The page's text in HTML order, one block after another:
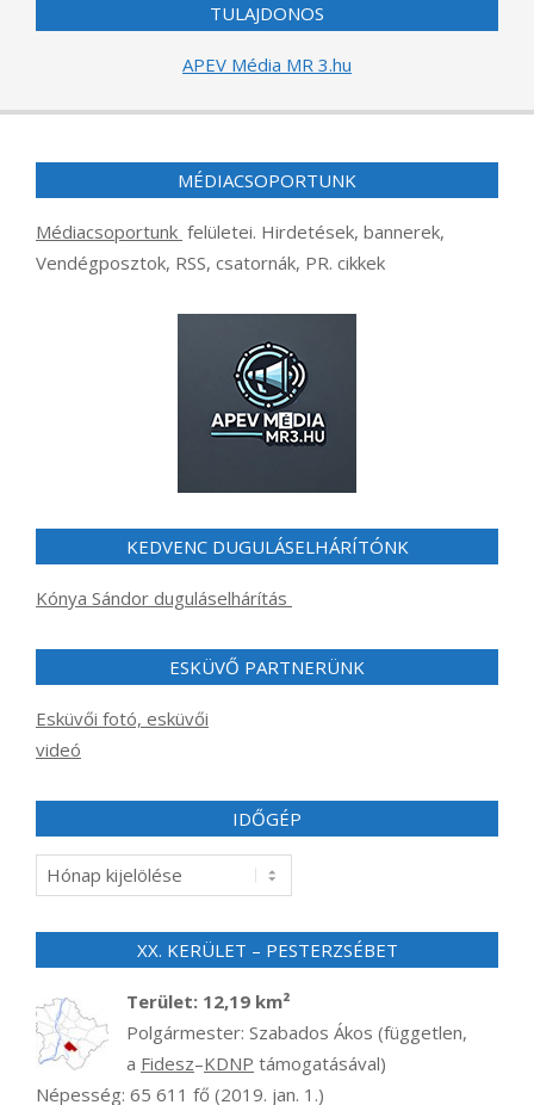
TULAJDONOS
APEV Média MR 3.hu
MÉDIACSOPORTUNK
Médiacsoportunk felületei. Hirdetések, bannerek,
Vendégposztok, RSS, csatornák, PR. cikkek
KEDVENC DUGULÁSELHÁRÍTÓNK
Kónya Sándor duguláselhárítás
ESKÜVŐ PARTNERÜNK
Esküvői fotó, esküvői
videó
IDŐGÉP
Időgép
XX. KERÜLET – PESTERZSÉBET
Terület: 12,19 km²
Polgármester: Szabados Ákos (független,
a Fidesz–KDNP támogatásával)
Népesség: 65 611 fő (2019. jan. 1.)